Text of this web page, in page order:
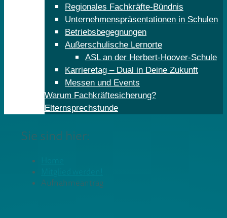
Regionales Fachkräfte-Bündnis
Unternehmenspräsentationen in Schulen
Betriebsbegegnungen
Außerschulische Lernorte
ASL an der Herbert-Hoover-Schule
Karrieretag – Dual in Deine Zukunft
Messen und Events
Warum Fachkräftesicherung?
Elternsprechstunde
Sie sind hier:
Aufnahmeantrag